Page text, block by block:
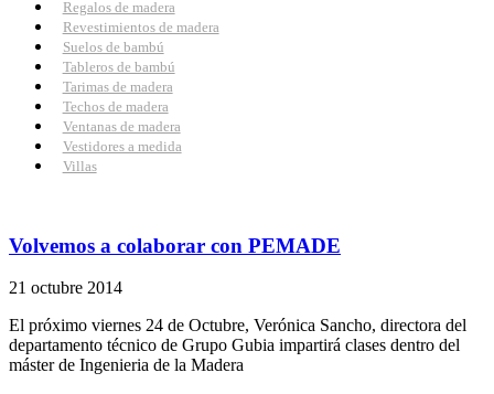
Regalos de madera
Revestimientos de madera
Suelos de bambú
Tableros de bambú
Tarimas de madera
Techos de madera
Ventanas de madera
Vestidores a medida
Villas
Volvemos a colaborar con PEMADE
21 octubre 2014
El próximo viernes 24 de Octubre, Verónica Sancho, directora del
departamento técnico de Grupo Gubia impartirá clases dentro del
máster de Ingenieria de la Madera